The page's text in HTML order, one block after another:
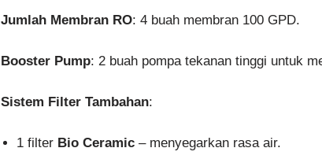
Jumlah Membran RO: 4 buah membran 100 GPD.
Booster Pump: 2 buah pompa tekanan tinggi untuk
Sistem Filter Tambahan:
1 filter Bio Ceramic – menyegarkan rasa air.